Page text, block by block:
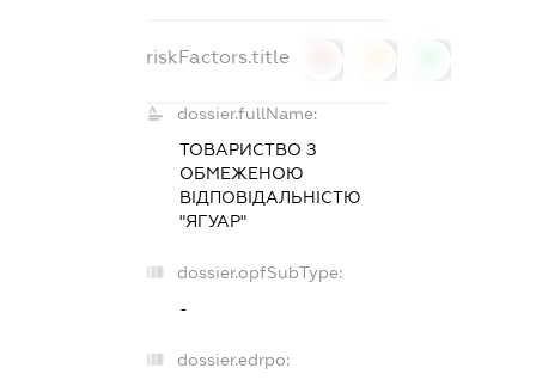
riskFactors.title
dossier.fullName:
ТОВАРИСТВО З
ОБМЕЖЕНОЮ
ВІДПОВІДАЛЬНІСТЮ
"ЯГУАР"
dossier.opfSubType:
-
dossier.edrpo: